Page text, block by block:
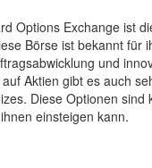
Options Exchange ist
Börse ist bekannt für
und
Aktien gibt es auch
Diese Optionen sind
einsteigen kann.